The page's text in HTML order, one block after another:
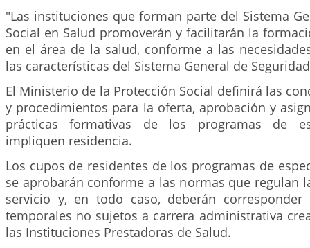
"Las instituciones que forman parte del Sistema
Social en Salud promoverán y facilitarán la
en el área de la salud, conforme a las
las características del Sistema General de
El Ministerio de la Protección Social definirá las
y procedimientos para la oferta, aprobación y
prácticas formativas de los programas de
impliquen residencia.
Los cupos de residentes de los programas de
se aprobarán conforme a las normas que regulan
servicio y, en todo caso, deberán corresponder
temporales no sujetos a carrera administrativa
las Instituciones Prestadoras de Salud.